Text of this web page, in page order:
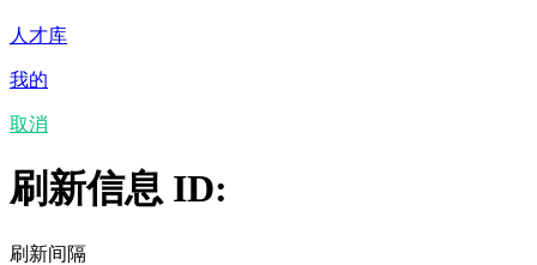
人才库
我的
取消
刷新信息 ID:
刷新间隔